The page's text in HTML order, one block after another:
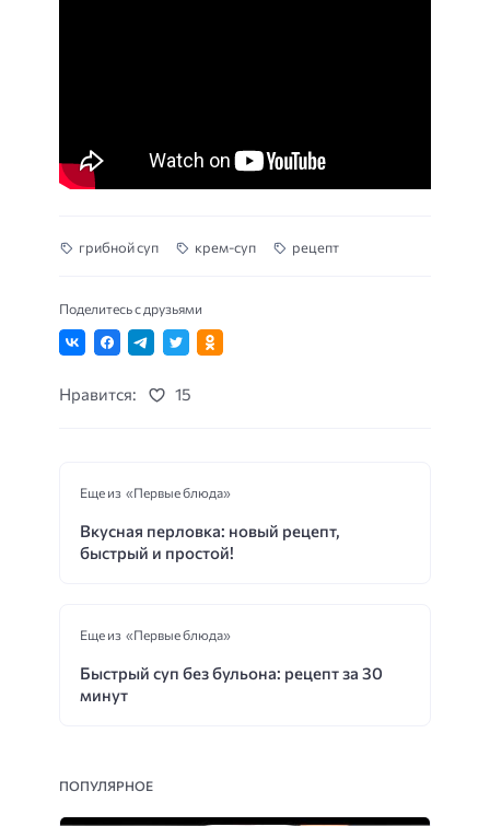
грибной суп крем-суп рецепт
Поделитесь с друзьями
Нравится: 15
Еще из «Первые блюда»
Вкусная перловка: новый рецепт,
быстрый и простой!
Еще из «Первые блюда»
Быстрый суп без бульона: рецепт за 30
минут
ПОПУЛЯРНОЕ